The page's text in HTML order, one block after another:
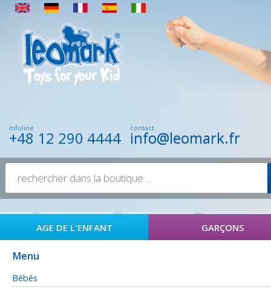
Infoline
+48 12 290 4444
contact
info@leomark.fr
AGE DE L'ENFANT GARÇONS
Menu
Bébés